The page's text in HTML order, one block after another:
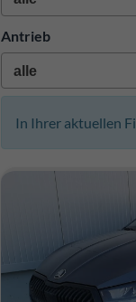
Antrieb
In Ihrer aktuellen